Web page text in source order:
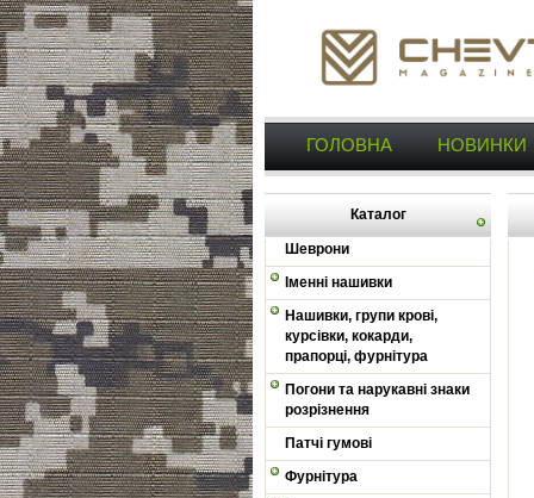
ГОЛОВНА НОВИНКИ
Каталог
Шеврони
Іменні нашивки
Нашивки, групи крові,
курсівки, кокарди,
прапорці, фурнітура
Погони та нарукавні знаки
розрізнення
Патчі гумові
Фурнітура